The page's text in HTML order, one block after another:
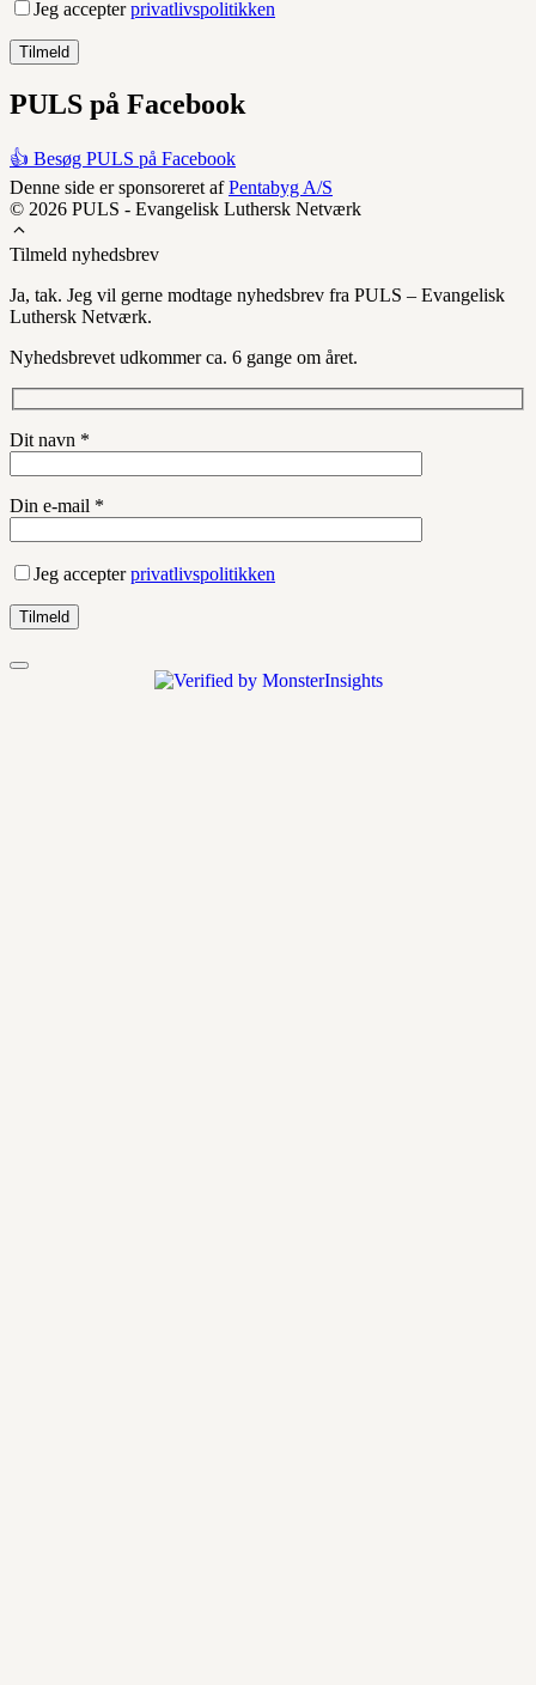
Jeg accepterprivatlivspolitikken
PULS på Facebook
👍 Besøg PULS på Facebook
Denne side er sponsoreret afPentabyg A/S
© 2026 PULS - Evangelisk Luthersk Netværk
Tilmeld nyhedsbrev
Ja, tak. Jeg vil gerne modtage nyhedsbrev fra PULS – Evangelisk
Luthersk Netværk.
Nyhedsbrevet udkommer ca. 6 gange om året.
Dit navn *
Din e-mail *
Jeg accepterprivatlivspolitikken